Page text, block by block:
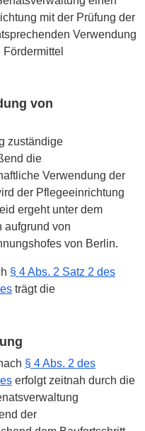
mit der Prüfung der
Verwendung
von
zuständige
die
Verwendung der
der Pflegeeinrichtung
ergeht unter dem
aufgrund von
von Berlin.
§ 4 Abs. 2 Satz 2 des
trägt die
§ 4 Abs. 2 des
erfolgt zeitnah durch die
der